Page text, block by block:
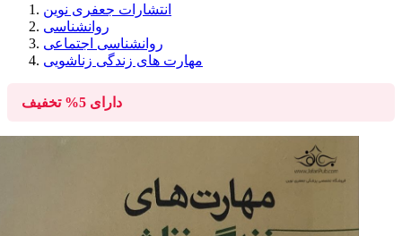
انتشارات جعفری نوین
روانشناسی
روانشناسی اجتماعی
مهارت‏ های زندگی زناشویی
دارای 5% تخفیف